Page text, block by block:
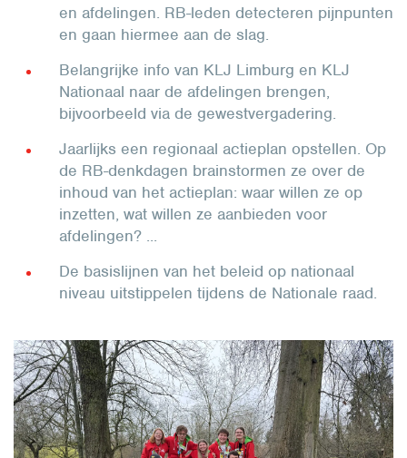
en afdelingen. RB-leden detecteren pijnpunten
en gaan hiermee aan de slag.
Belangrijke info van KLJ Limburg en KLJ
Nationaal naar de afdelingen brengen,
bijvoorbeeld via de gewestvergadering.
Jaarlijks een regionaal actieplan opstellen. Op
de RB-denkdagen brainstormen ze over de
inhoud van het actieplan: waar willen ze op
inzetten, wat willen ze aanbieden voor
afdelingen? ...
De basislijnen van het beleid op nationaal
niveau uitstippelen tijdens de Nationale raad.